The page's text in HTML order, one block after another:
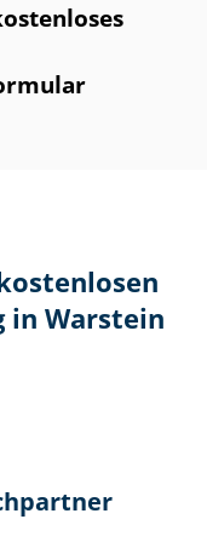
in Warstein